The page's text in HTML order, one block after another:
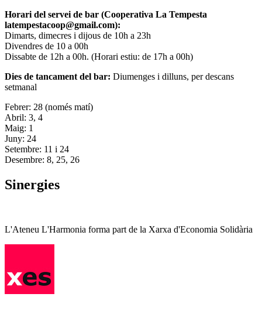
Horari del servei de bar (Cooperativa La Tempesta
latempestacoop@gmail.com):
Dimarts, dimecres i dijous de 10h a 23h
Divendres de 10 a 00h
Dissabte de 12h a 00h. (Horari estiu: de 17h a 00h)
Dies de tancament del bar: Diumenges i dilluns, per descans
setmanal
Febrer: 28 (només matí)
Abril: 3, 4
Maig: 1
Juny: 24
Setembre: 11 i 24
Desembre: 8, 25, 26
Sinergies
L'Ateneu L'Harmonia forma part de la Xarxa d'Economia Solidària